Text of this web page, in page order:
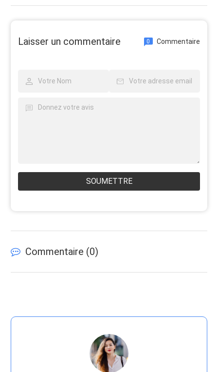
Laisser un commentaire 0 Commentaire
SOUMETTRE
Commentaire (0)